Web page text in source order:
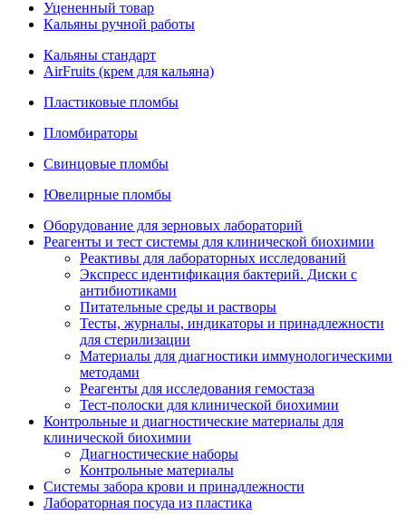
Уцененный товар
Кальяны ручной работы
Кальяны стандарт
AirFruits (крем для кальяна)
Пластиковые пломбы
Пломбираторы
Свинцовые пломбы
Ювелирные пломбы
Оборудование для зерновых лабораторий
Реагенты и тест системы для клинической биохимии
Реактивы для лабораторных исследований
Экспресс идентификация бактерий. Диски с
антибиотиками
Питательные среды и растворы
Тесты, журналы, индикаторы и принадлежности
для стерилизации
Материалы для диагностики иммунологическими
методами
Реагенты для исследования гемостаза
Тест-полоски для клинической биохимии
Контрольные и диагностические материалы для
клинической биохимии
Диагностические наборы
Контрольные материалы
Системы забора крови и принадлежности
Лабораторная посуда из пластика